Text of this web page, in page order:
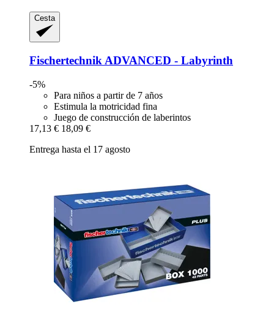
Cesta
Fischertechnik ADVANCED -​ Labyrinth
-5%
Para niños a partir de 7 años
Estimula la motricidad fina
Juego de construcción de laberintos
17,13 € 18,09 €
Entrega hasta el 17 agosto